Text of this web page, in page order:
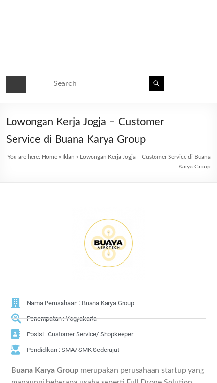
Lowongan Kerja Jogja – Customer
Service di Buana Karya Group
You are here: Home» Iklan » Lowongan Kerja Jogja – Customer Service di Buana
Karya Group
Nama Perusahaan : Buana Karya Group
Penempatan : Yogyakarta
Posisi : Customer Service/ Shopkeeper
Pendidikan : SMA/ SMK Sederajat
Buana Karya Group merupakan perusahaan startup yang